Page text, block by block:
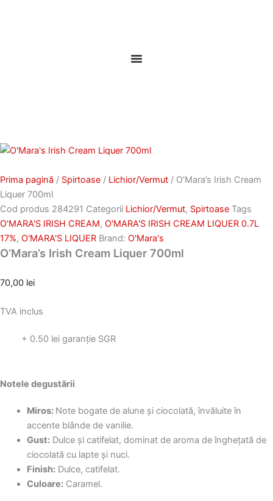
Prima pagină / Spirtoase / Lichior/Vermut / O’Mara’s Irish Cream
Liquer 700ml
Cod produs 284291 Categorii Lichior/Vermut, Spirtoase Tags
O'MARA'S IRISH CREAM, O'MARA'S IRISH CREAM LIQUER 0.7L
17%, O'MARA'S LIQUER Brand: O'Mara's
O’Mara’s Irish Cream Liquer 700ml
70,00 lei
TVA inclus
+ 0.50 lei garanție SGR
Notele degustării
Miros: Note bogate de alune şi ciocolată, învăluite în
accente blânde de vanilie.
Gust:Dulce şi catifelat, dominat de aroma de îngheţată de
ciocolată cu lapte şi nuci.
Finish:Dulce, catifelat.
Culoare:Caramel.